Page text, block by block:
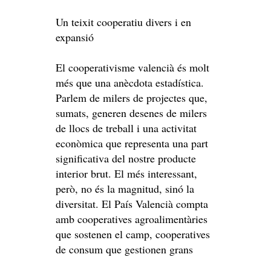
Un teixit cooperatiu divers i en
expansió
El cooperativisme valencià és molt
més que una anècdota estadística.
Parlem de milers de projectes que,
sumats, generen desenes de milers
de llocs de treball i una activitat
econòmica que representa una part
significativa del nostre producte
interior brut. El més interessant,
però, no és la magnitud, sinó la
diversitat. El País Valencià compta
amb cooperatives agroalimentàries
que sostenen el camp, cooperatives
de consum que gestionen grans